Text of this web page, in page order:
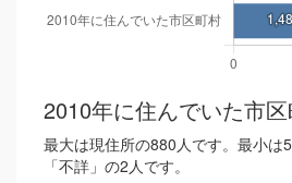
2010年に住んでいた市区
最大は現住所の880人です。最小は
「不詳」の2人です。